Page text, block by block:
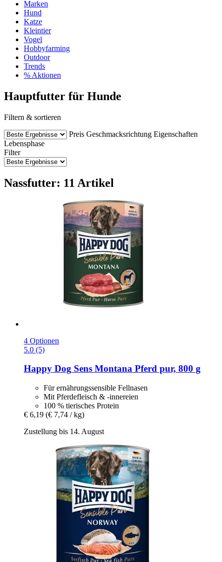
Marken
Hund
Katze
Kleintier
Vogel
Hobbyfarming
Outdoor
Trends
% Aktionen
Hauptfutter für Hunde
Filtern & sortieren
Preis Geschmacksrichtung Eigenschaften
Lebensphase
Filter
Nassfutter: 11 Artikel
4 Optionen
5.0 (5)
Happy Dog Sens Montana Pferd pur, 800 g
Für ernährungssensible Fellnasen
Mit Pferdefleisch & -innereien
100 % tierisches Protein
€ 6,19 (€ 7,74 / kg)
Zustellung bis 14. August